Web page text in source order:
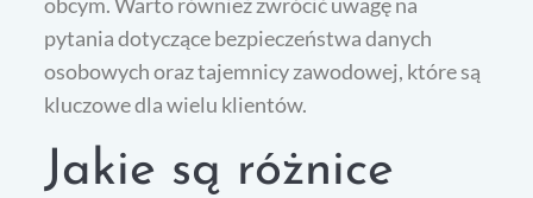
pytania dotyczące bezpieczeństwa danych
osobowych oraz tajemnicy zawodowej, które są
kluczowe dla wielu klientów.
Jakie są różnice